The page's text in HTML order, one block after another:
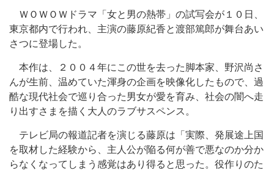
ＷＯＷＯＷドラマ「女と男の熱帯」の試写会が１０日、
東京都内で行われ、主演の藤原紀香と渡部篤郎が舞台あい
さつに登場した。
本作は、２００４年にこの世を去った脚本家、野沢尚さ
んが生前、温めていた渾身の企画を映像化したもので、過
酷な現代社会で巡り合った男女が愛を育み、社会の闇へ走
り出すさまを描く大人のラブサスペンス。
テレビ局の報道記者を演じる藤原は「実際、発展途上国
を取材した経験から、主人公が陥る何が善で悪なのか分か
らなくなってしまう感覚はあり得ると思った。役作りのた